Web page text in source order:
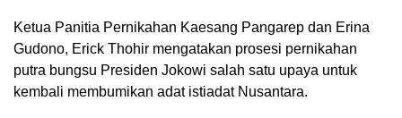
Ketua Panitia Pernikahan Kaesang Pangarep dan Erina
Gudono, Erick Thohir mengatakan prosesi pernikahan
putra bungsu Presiden Jokowi salah satu upaya untuk
kembali membumikan adat istiadat Nusantara.